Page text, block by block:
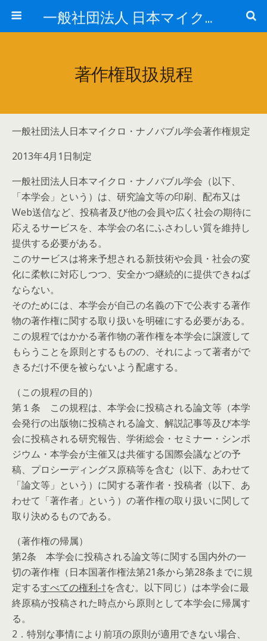
一般社団法人 日本マイクロ・ナノバブル学会
著作権取扱規程
一般社団法人日本マイクロ・ナノバブル学会著作権規定
2013年4月1日制定
一般社団法人日本マイクロ・ナノバブル学会（以下、
「本学会」という）は、研究論文等の印刷、配布又は
Web送信など、投稿者及び他の会員や広く社会の期待に
応えるサービスを、本学会の名にふさわしい質を維持し
提供する必要がある。
このサービスは将来予想される新技術や会員・社会の変
化に柔軟に対応しつつ、安全かつ継続的に提供できねば
ならない。
そのためには、本学会が自己の名義の下で公表する著作
物の著作権に関する取り扱いを明確にする必要がある。
この規程ではかかる著作物の著作権を本学会に譲渡して
もらうことを原則とするものの、それによって著者がで
きるだけ不便を被らないよう配慮する。
（この規程の目的）
第１条 この規程は、本学会に投稿される論文等（本学
会発行の出版物に投稿される論文、解説記事等及び本学
会に投稿される研究報告、学術総会・セミナー・シンポ
ジウム・本学会が主催又は共催する国際会議などの予
稿、プロシーディングス原稿等を含む（以下、あわせて
「論文等」という）に関する著作者・投稿者（以下、あ
わせて「著作者」という）の著作権の取り扱いに関して
取り決めるものである。
（著作権の帰属）
第2条 本学会に投稿される論文等に関する国内外の一
切の著作権（日本国著作権法第21条から第28条までに規
定するすべての権利-†を含む。以下同じ）は本学会に最
終原稿が投稿された時点から原則として本学会に帰属す
る。
2．特別な事情により前項の原則が適用できない場合、